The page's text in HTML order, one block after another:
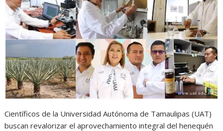
s
A
p
b
o
o
e
n
g
e
r
g
r
a
m
t
Científicos de la Universidad Autónoma de Tamaulipas (UAT)
buscan revalorizar el aprovechamiento integral del henequén